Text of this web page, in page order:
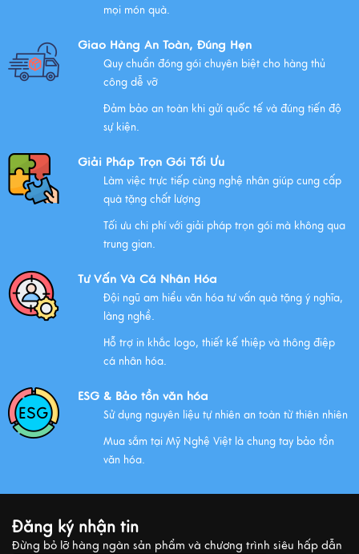
Xem thêm
Chúc mừng chị Nguyễn Thị Nhựt Phượng - giám đốc
Xem thêm
Chính Sách Quyền Riêng Tư Tại Mỹ Nghệ Việt
NHỮNG ĐẶC ĐIỂM CỦA HÀNG THỦ CÔNG MỸ NGHỆ
QUÀ VĂN HÓA VIỆT TẶNG KHÁCH QUỐC TẾ
Xem thêm
mọi món quà.
Giao Hàng An Toàn, Đúng Hẹn
Quy chuẩn đóng gói chuyên biệt cho hàng thủ
công dễ vỡ
Đảm bảo an toàn khi gửi quốc tế và đúng tiến độ
sự kiện.
Giải Pháp Trọn Gói Tối Ưu
Làm việc trực tiếp cùng nghệ nhân giúp cung cấp
quà tặng chất lượng
Tối ưu chi phí với giải pháp trọn gói mà không qua
trung gian.
Tư Vấn Và Cá Nhân Hóa
Đội ngũ am hiểu văn hóa tư vấn quà tặng ý nghĩa,
làng nghề.
Hỗ trợ in khắc logo, thiết kế thiệp và thông điệp
cá nhân hóa.
ESG & Bảo tồn văn hóa
Sử dụng nguyên liệu tự nhiên an toàn từ thiên nhiên
Mua sắm tại Mỹ Nghệ Việt là chung tay bảo tồn
văn hóa.
Đăng ký nhận tin
Đừng bỏ lỡ hàng ngàn sản phẩm và chương trình siêu hấp dẫn